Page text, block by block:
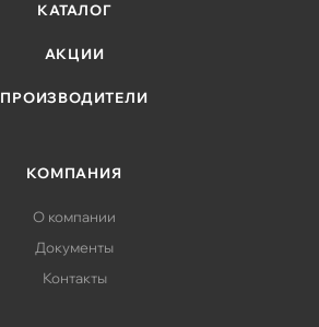
КАТАЛОГ
АКЦИИ
ПРОИЗВОДИТЕЛИ
КОМПАНИЯ
О компании
Документы
Контакты